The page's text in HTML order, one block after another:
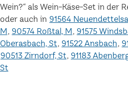
Wein?“ als Wein-Käse-Set in der
oder auch in 91564
M 90574 Roßtal, M 91575
Oberasbach, St 91522 Ansbach
90513 Zirndorf, St 91183
St